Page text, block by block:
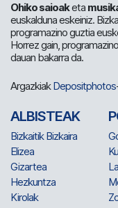
Ohiko saioaketa
euskalduna eskeiniz.
programazino guztia
Horrez gain,
dauan bakarra da.
ArgazkiakDepositphotos
ALBISTEAK
Bizkaitik Bizkaira
Elizea
Gizartea
Hezkuntza
Kirolak